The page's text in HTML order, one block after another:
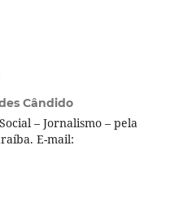
Cândido
– Jornalismo – pela
E-mail: